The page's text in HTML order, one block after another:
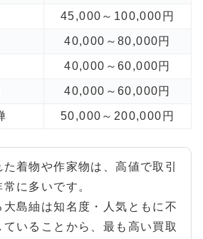
45,000～100,000円
40,000～80,000円
40,000～60,000円
40,000～60,000円
50,000～200,000円
着物や作家物は、高値で取引
に多いです。
島紬は知名度・人気ともに不
いることから、最も高い買取